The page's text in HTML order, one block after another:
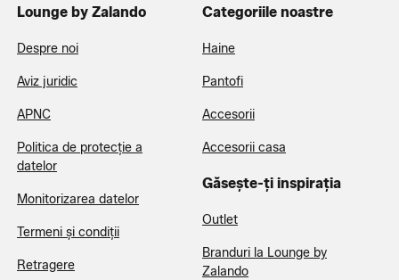
Lounge by Zalando
Despre noi
Aviz juridic
APNC
Politica de protecție a
datelor
Monitorizarea datelor
Termeni și condiții
Retragere
Categoriile noastre
Haine
Pantofi
Accesorii
Accesorii casa
Găsește-ți inspirația
Outlet
Branduri la Lounge by
Zalando